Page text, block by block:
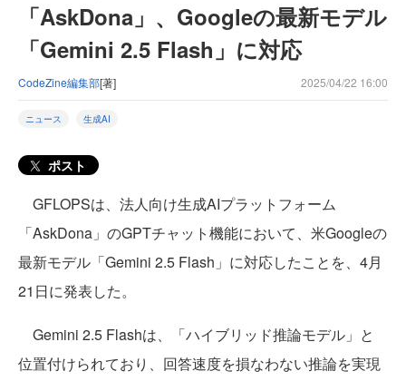
「AskDona」、Googleの最新モデル
「Gemini 2.5 Flash」に対応
CodeZine編集部[著] 2025/04/22 16:00
ニュース 生成AI
ポスト
GFLOPSは、法人向け生成AIプラットフォーム
「AskDona」のGPTチャット機能において、米Googleの
最新モデル「Gemini 2.5 Flash」に対応したことを、4月
21日に発表した。
Gemini 2.5 Flashは、「ハイブリッド推論モデル」と
位置付けられており、回答速度を損なわない推論を実現